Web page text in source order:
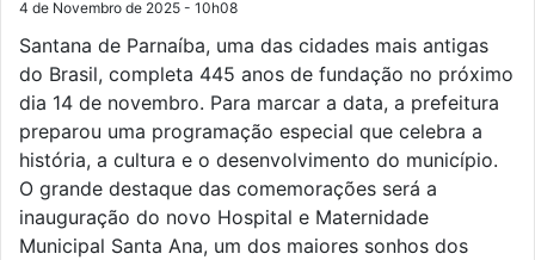
4 de Novembro de 2025 - 10h08
Santana de Parnaíba, uma das cidades mais antigas
do Brasil, completa 445 anos de fundação no próximo
dia 14 de novembro. Para marcar a data, a prefeitura
preparou uma programação especial que celebra a
história, a cultura e o desenvolvimento do município.
O grande destaque das comemorações será a
inauguração do novo Hospital e Maternidade
Municipal Santa Ana, um dos maiores sonhos dos